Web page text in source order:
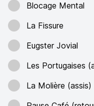
Blocage Mental
La Fissure
Eugster Jovial
Les Portugaises
La Molière (assis)